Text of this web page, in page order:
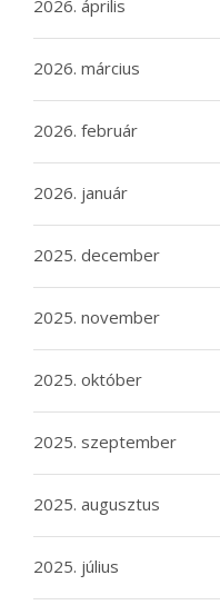
2026. április
2026. március
2026. február
2026. január
2025. december
2025. november
2025. október
2025. szeptember
2025. augusztus
2025. július